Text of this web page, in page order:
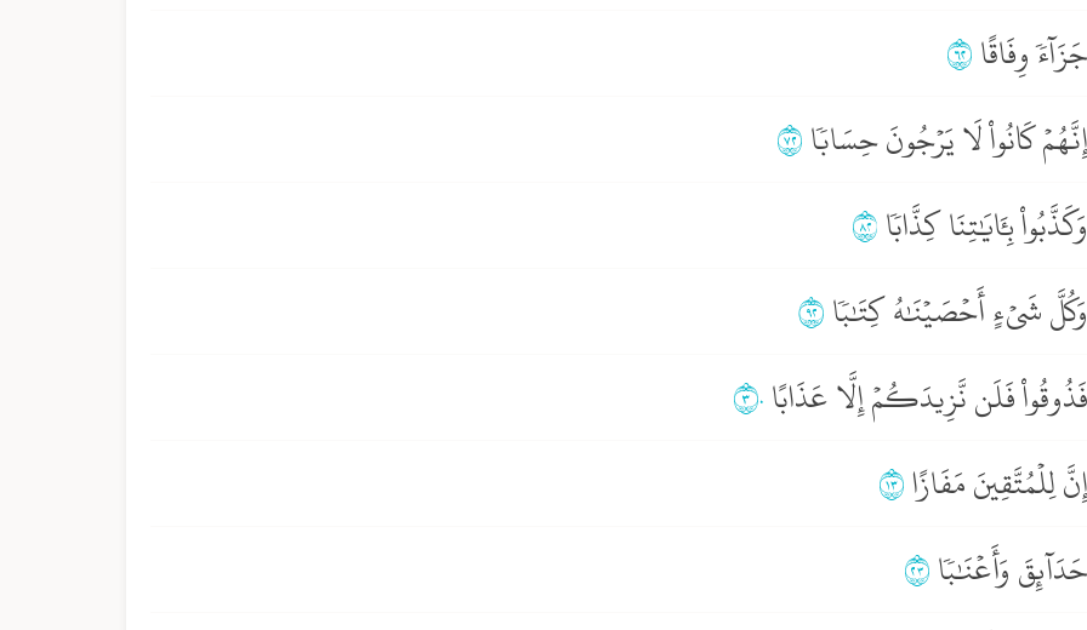
جَزَآءٗ وِفَاقًا٢٦
كَانُواْ لَا يَرۡجُونَ حِسَابٗا٢٧
وَكَذَّبُواْ بِـَٔايَٰتِنَا كِذَّابٗا٢٨
وَكُلَّ شَيۡءٍ أَحۡصَيۡنَٰهُ كِتَٰبٗا٢٩
فَذُوقُواْ فَلَن نَّزِيدَكُمۡ إِلَّا عَذَابًا٣٠
لِلۡمُتَّقِينَ مَفَازًا٣١
حَدَآئِقَ وَأَعۡنَٰبٗا٣٢